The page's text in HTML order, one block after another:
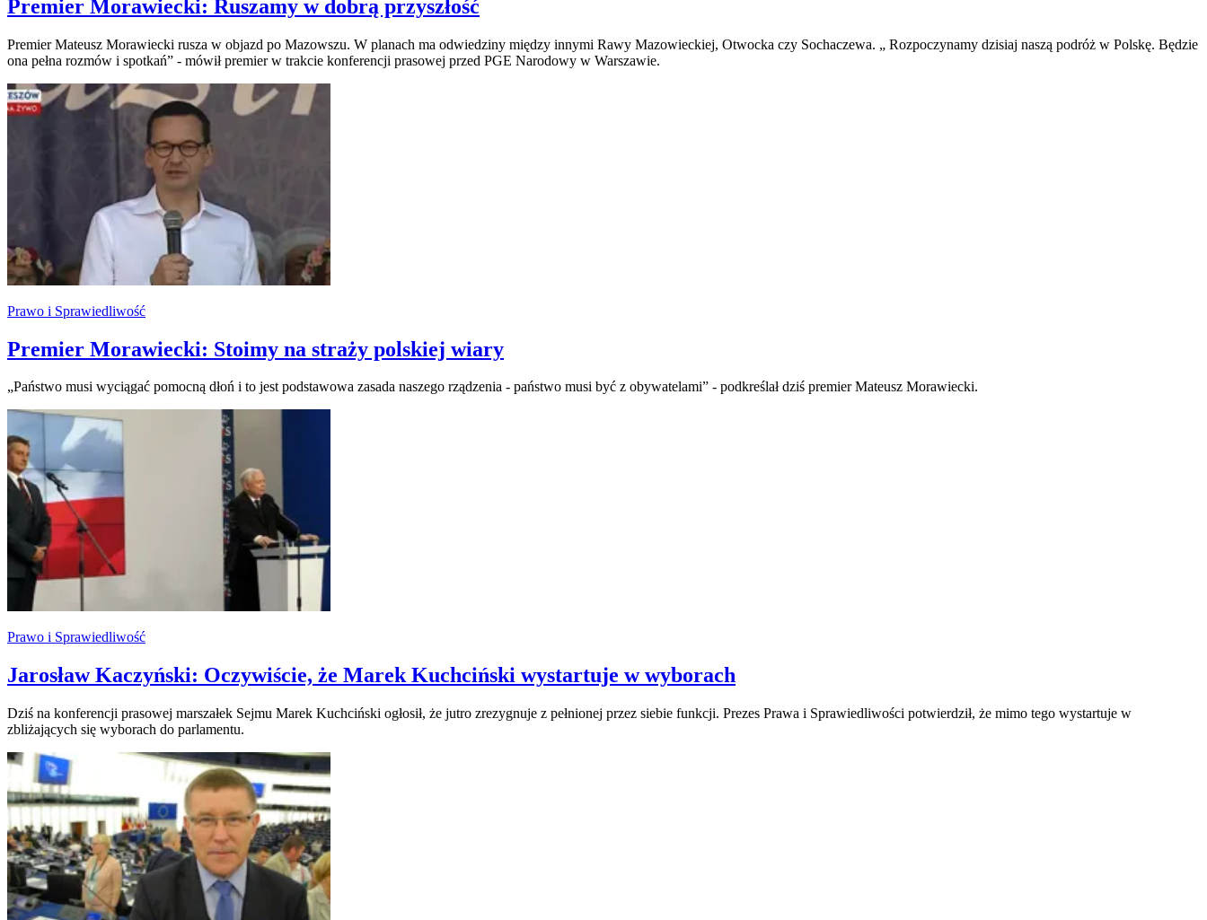
Premier Morawiecki: Ruszamy w dobrą przyszłość
Premier Mateusz Morawiecki rusza w objazd po Mazowszu. W planach ma odwiedziny między innymi Rawy Mazowieckiej, Otwocka czy Sochaczewa. „ Rozpoczynamy dzisiaj naszą podróż w Polskę. Będzie
ona pełna rozmów i spotkań” - mówił premier w trakcie konferencji prasowej przed PGE Narodowy w Warszawie.
Prawo i Sprawiedliwość
Premier Morawiecki: Stoimy na straży polskiej wiary
„Państwo musi wyciągać pomocną dłoń i to jest podstawowa zasada naszego rządzenia - państwo musi być z obywatelami” - podkreślał dziś premier Mateusz Morawiecki.
Prawo i Sprawiedliwość
Jarosław Kaczyński: Oczywiście, że Marek Kuchciński wystartuje w wyborach
Dziś na konferencji prasowej marszałek Sejmu Marek Kuchciński ogłosił, że jutro zrezygnuje z pełnionej przez siebie funkcji. Prezes Prawa i Sprawiedliwości potwierdził, że mimo tego wystartuje w
zbliżających się wyborach do parlamentu.